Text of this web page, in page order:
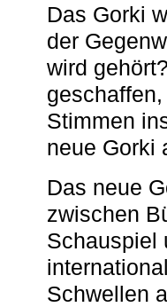
Das Gorki
der
wird
Stimmen
neue Gorki
Das neue
zwischen
Schauspiel
Schwellen